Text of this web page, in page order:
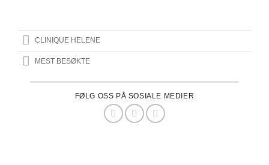
CLINIQUE HELENE
MEST BESØKTE
FØLG OSS PÅ SOSIALE MEDIER